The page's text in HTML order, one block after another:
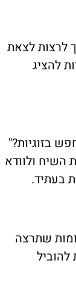
לרצות לצאת
להציג
בזוגיות?"
השיח ולוודא
בעתיד.
שתרצה